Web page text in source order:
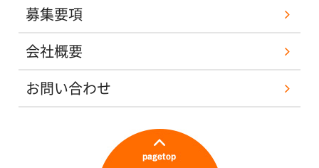
募集要項
会社概要
お問い合わせ